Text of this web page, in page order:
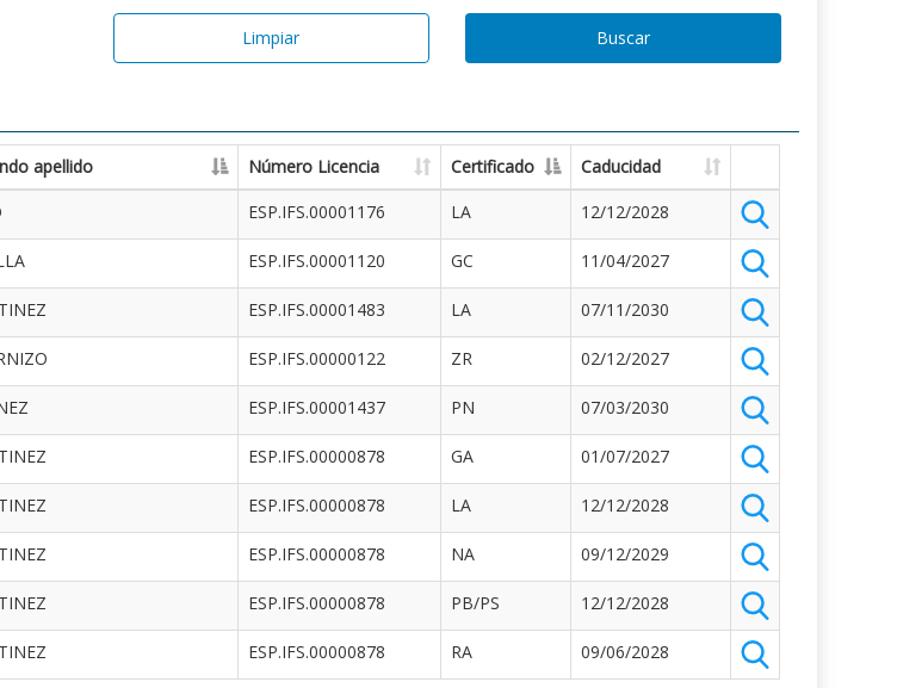
Limpiar Buscar
apellido Número Licencia Certificado
Caducidad
ESP.IFS.00001176 LA 12/12/2028
ESP.IFS.00001120 GC 11/04/2027
ESP.IFS.00001483 LA 07/11/2030
ESP.IFS.00000122 ZR 02/12/2027
ESP.IFS.00001437 PN 07/03/2030
ESP.IFS.00000878 GA 01/07/2027
ESP.IFS.00000878 LA 12/12/2028
ESP.IFS.00000878 NA 09/12/2029
ESP.IFS.00000878 PB/PS 12/12/2028
ESP.IFS.00000878 RA 09/06/2028